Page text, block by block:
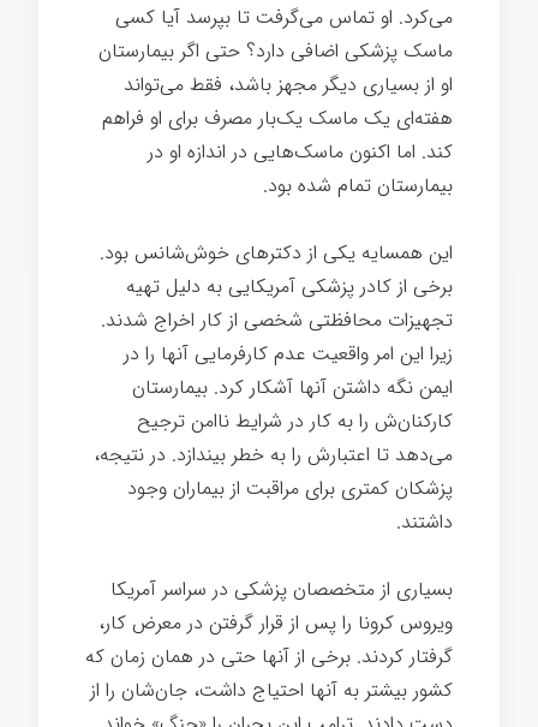
می‌کرد. او تماس می‌گرفت تا بپرسد آیا کسی
ماسک پزشکی اضافی دارد؟ حتی اگر بیمارستان
او از بسیاری دیگر مجهز باشد، فقط می‌تواند
هفته‌ای یک ماسک یک‌بار مصرف برای او فراهم
کند. اما اکنون ماسک‌هایی در اندازه او در
بیمارستان تمام شده بود.
این همسایه یکی از دکترهای خوش‌شانس بود.
برخی از کادر پزشکی آمریکایی به دلیل تهیه
تجهیزات محافظتی شخصی از کار اخراج شدند.
زیرا این امر واقعیت عدم کارفرمایی آنها را در
ایمن نگه داشتن آنها آشکار کرد. بیمارستان
کارکنان‌ش را به کار در شرایط ناامن ترجیح
می‌دهد تا اعتبارش را به خطر بیندازد. در نتیجه،
پزشکان کمتری برای مراقبت از بیماران وجود
داشتند.
بسیاری از متخصصان پزشکی در سراسر آمریکا
ویروس کرونا را پس از قرار گرفتن در معرض کار،
گرفتار کردند. برخی از آنها حتی در همان زمان که
کشور بیشتر به آنها احتیاج داشت، جان‌شان را از